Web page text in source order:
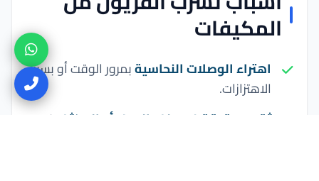
المكيفات
اهتراء الوصلات النحاسيةبمرور الوقت أو بسبب
الاهتزازات.
ثقوب دقيقة في ملف المبخر أو المكثف نتيجة